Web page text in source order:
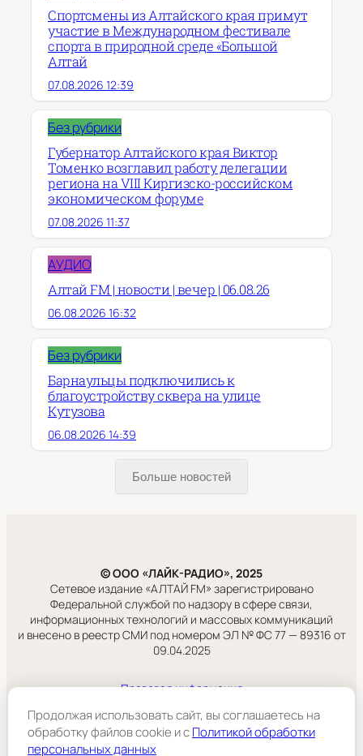
Спортсмены из Алтайского края примут
участие в Международном фестивале
спорта в природной среде «Большой
Алтай
07.08.2026 12:39
Без рубрики
Губернатор Алтайского края Виктор
Томенко возглавил работу делегации
региона на VIII Киргизско-российском
экономическом форуме
07.08.2026 11:37
АУДИО
Алтай FM | новости | вечер | 06.08.26
06.08.2026 16:32
Без рубрики
Барнаульцы подключились к
благоустройству сквера на улице
Кутузова
06.08.2026 14:39
Больше новостей
© ООО «ЛАЙК-РАДИО», 2025
Сетевое издание «АЛТАЙ FM» зарегистрировано
Федеральной службой по надзору в сфере связи,
информационных технологий и массовых коммуникаций
и внесено в реестр СМИ под номером ЭЛ № ФС 77 — 89316 от
09.04.2025
Правовая информация
ООО «ЛАЙК-РАДИО».
Продолжая использовать сайт, вы соглашаетесь на
обработку файлов cookie и cПолитикой обработки
персональных данных